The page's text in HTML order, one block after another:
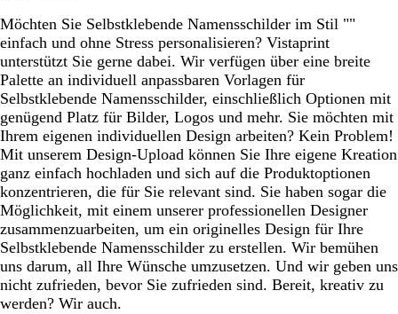
Möchten Sie Selbstklebende Namensschilder im Stil ""
einfach und ohne Stress personalisieren? Vistaprint
unterstützt Sie gerne dabei. Wir verfügen über eine breite
Palette an individuell anpassbaren Vorlagen für
Selbstklebende Namensschilder, einschließlich Optionen mit
genügend Platz für Bilder, Logos und mehr. Sie möchten mit
Ihrem eigenen individuellen Design arbeiten? Kein Problem!
Mit unserem Design-Upload können Sie Ihre eigene Kreation
ganz einfach hochladen und sich auf die Produktoptionen
konzentrieren, die für Sie relevant sind. Sie haben sogar die
Möglichkeit, mit einem unserer professionellen Designer
zusammenzuarbeiten, um ein originelles Design für Ihre
Selbstklebende Namensschilder zu erstellen. Wir bemühen
uns darum, all Ihre Wünsche umzusetzen. Und wir geben uns
nicht zufrieden, bevor Sie zufrieden sind. Bereit, kreativ zu
werden? Wir auch.